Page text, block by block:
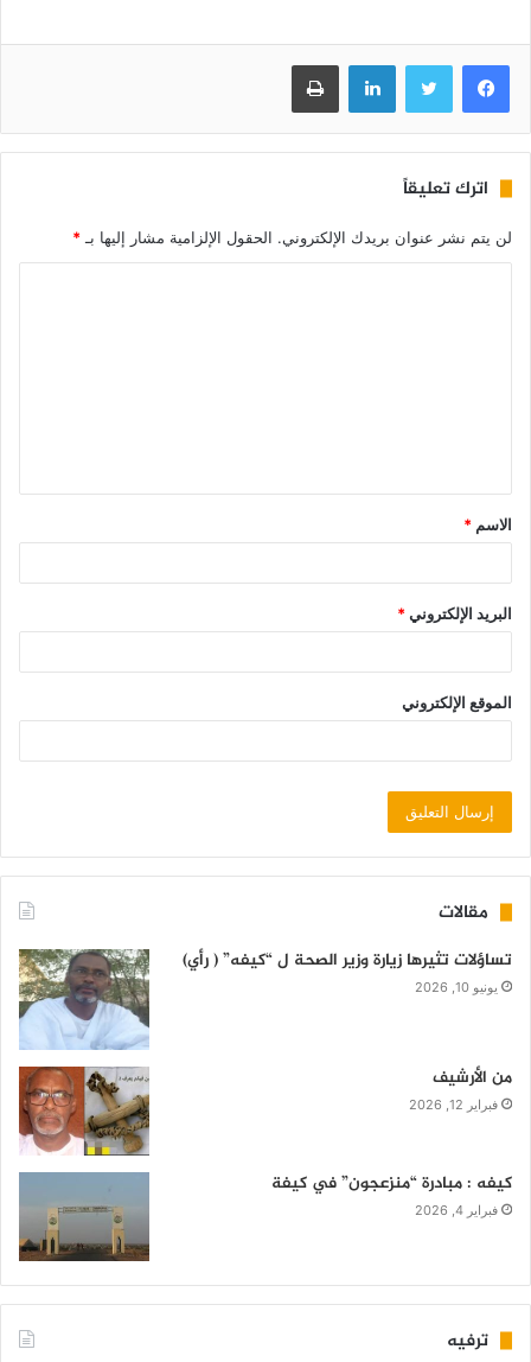
فيسبوك تويتر لينكدإن طباعة
اترك تعليقاً
لن يتم نشر عنوان بريدك الإلكتروني. الحقول الإلزامية مشار إليها بـ *
الاسم *
البريد الإلكتروني*
الموقع الإلكتروني
مقالات
تساؤلات تثيرها زيارة وزير الصحة ل “كيفه” ( رأي)
يونيو 10, 2026
من الأرشيف
فبراير 12, 2026
كيفه : مبادرة “منزعجون” في كيفة
فبراير 4, 2026
ترفيه